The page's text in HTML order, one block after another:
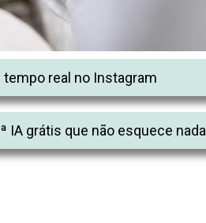
real no Instagram
IA grátis que não esquece nada